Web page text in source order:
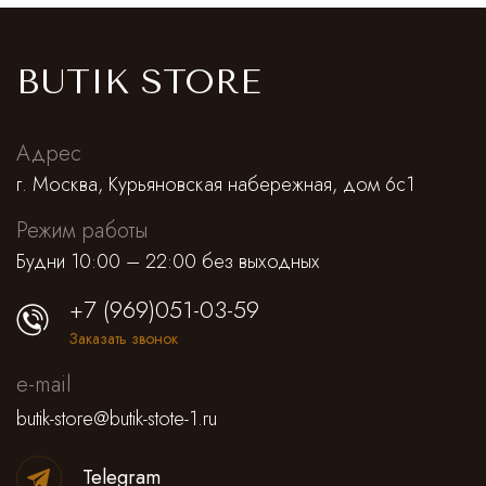
BUTIK STORE
Адрес
г. Москва, Курьяновская набережная, дом 6с1
Режим работы
Будни 10:00 – 22:00 без выходных
+7 (969)051-03-59
Заказать звонок
e-mail
butik-store@butik-stote-1.ru
Telegram
Loro Piana
Lemaire
Jacquemus
Missoni
Alejandra Alonso Rojas
Alaia
Брюки классические
Штаны и кюлоты
Шорты
Лосины, леггинсы, велосипедки
Нижнее белье
Костюмы